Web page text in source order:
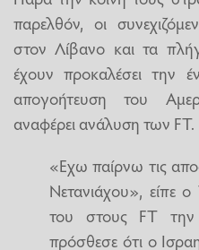
παρελθόν, οι
στον Λίβανο και τα
έχουν προκαλέσει την
απογοήτευση του
αναφέρει ανάλυση των FT.
«Εχω παίρνω τις
Νετανιάχου», είπε
του στους FT
πρόσθεσε ότι ο